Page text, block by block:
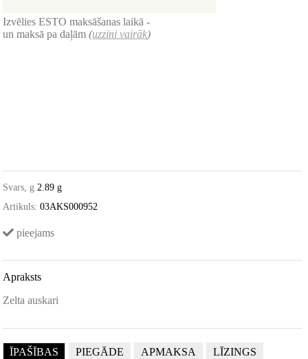
Izvēlies ESTO maksāšanas laikā -
un maksā pa daļām(uzzini vairāk)
Svars, g 2.89 g
Artikuls: 03AKS000952
pieejams
Apraksts
Zelta auskari
ĪPAŠĪBAS PIEGĀDE APMAKSA
LĪZINGS